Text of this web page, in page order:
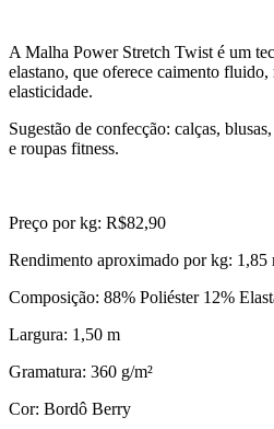
A Malha Power Stretch Twist é um
elastano, que oferece caimento fluido,
elasticidade.
Sugestão de confecção: calças,
e roupas fitness.
Preço por kg: R$82,90
Rendimento aproximado por kg: 1,85
Composição: 88% Poliéster 12%
Largura: 1,50 m
Gramatura: 360 g/m²
Cor: Bordô Berry